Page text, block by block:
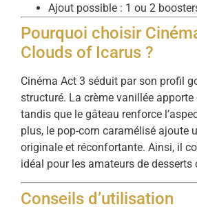
Ajout possible : 1 ou 2
Pourquoi choisir
Clouds of Icarus ?
Cinéma Act 3 séduit par son profil
structuré. La crème vanillée apporte
tandis que le gâteau renforce
plus, le pop-corn caramélisé ajoute
originale et réconfortante. Ainsi, il
idéal pour les amateurs de desserts
Conseils d’utilisation